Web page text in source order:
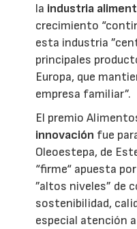
la industria
crecimiento
esta industria
principales
Europa, que
empresa familiar”.
El premio
innovación fue
Oleoestepa, de
“firme“ apuesta
”altos niveles” de
sostenibilidad,
especial atención